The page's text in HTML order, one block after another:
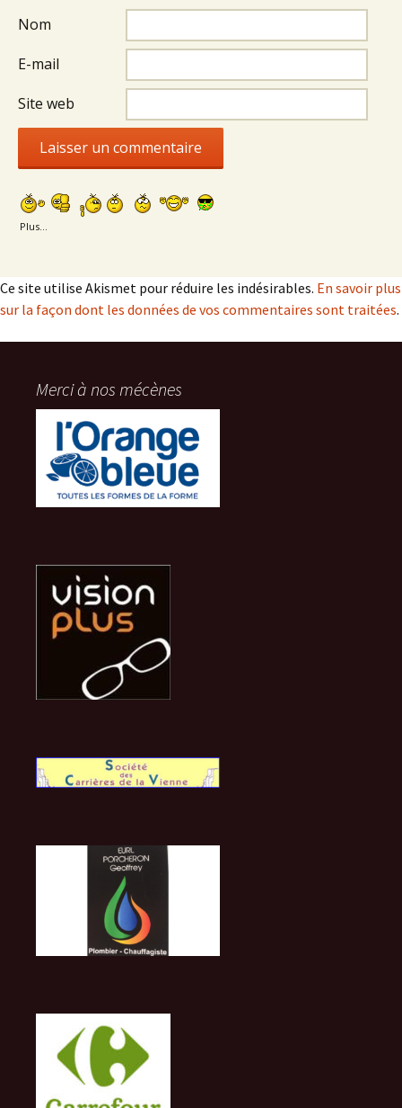
Nom
E-mail
Site web
Plus...
Ce site utilise Akismet pour réduire les indésirables. En savoir plus
sur la façon dont les données de vos commentaires sont traitées.
Merci à nos mécènes